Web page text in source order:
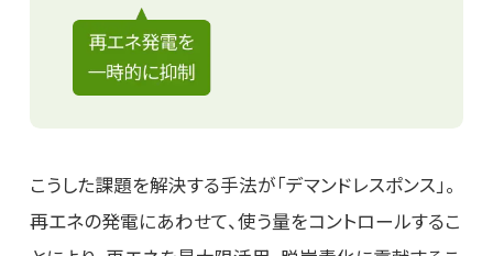
こうした課題を解決する手法が「デマンドレスポンス」。
再エネの発電にあわせて、使う量をコントロールするこ